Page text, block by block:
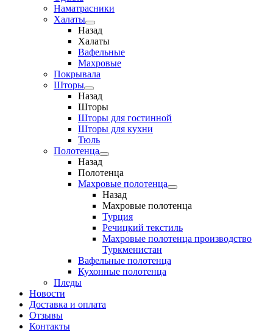
Наматрасники
Халаты
Назад
Халаты
Вафельные
Махровые
Покрывала
Шторы
Назад
Шторы
Шторы для гостинной
Шторы для кухни
Тюль
Полотенца
Назад
Полотенца
Махровые полотенца
Назад
Махровые полотенца
Турция
Речицкий текстиль
Махровые полотенца производство
Туркменистан
Вафельные полотенца
Кухонные полотенца
Пледы
Новости
Доставка и оплата
Отзывы
Контакты